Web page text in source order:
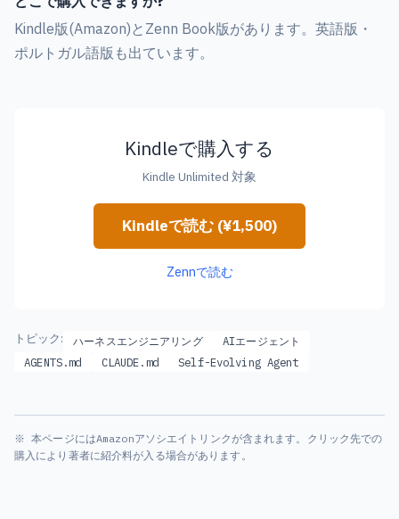
Kindle版(Amazon)とZenn Book版があります。英語版・
ポルトガル語版も出ています。
Kindleで購入する
Kindle Unlimited 対象
Kindleで読む (¥1,500)
Zennで読む
トピック: ハーネスエンジニアリング
AIエージェント
AGENTS.md
CLAUDE.md Self-Evolving Agent
※ 本ページにはAmazonアソシエイトリンクが含まれます。クリック先での
購入により著者に紹介料が入る場合があります。